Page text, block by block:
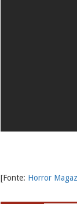
[Fonte: Horror